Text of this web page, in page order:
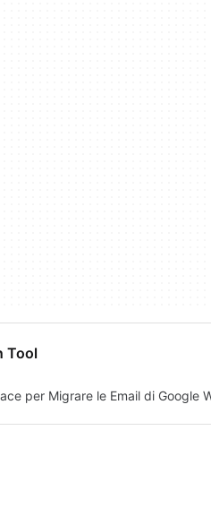
Tool
per Migrare le Email di Google